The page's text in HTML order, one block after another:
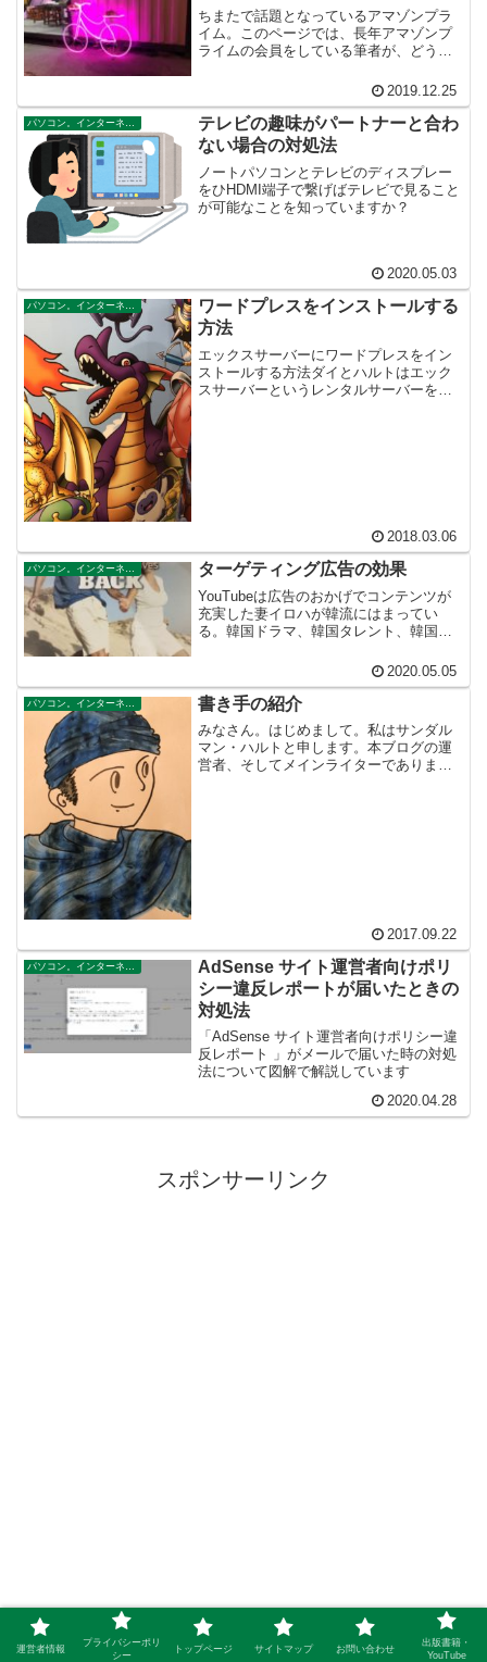
ちまたで話題となっているアマゾンプラ
イム。このページでは、長年アマゾンプ
ライムの会員をしている筆者が、どうし
員の魅力について解説します。もしプラ
いたら、参考にして...
2019.12.25
パソコン。インターネット。テクノロジー。ブログ
テレビの趣味がパートナーと合わ
ない場合の対処法
ノートパソコンとテレビのディスプレー
をひHDMI端子で繋げばテレビで見ること
が可能なことを知っていますか？
2020.05.03
パソコン。インターネット。テクノロジー。ブログ
ワードプレスをインストールする
方法
エックスサーバーにワードプレスをイン
ストールする方法ダイとハルトはエック
スサーバーというレンタルサーバーを利
2018.03.06
パソコン。インターネット。テクノロジー。ブログ ターゲティング広告の効果
YouTubeは広告のおかげでコンテンツが
充実した妻イロハが韓流にはまってい
る。韓国ドラマ、韓国タレント、韓国ユ
韓国を持ち込んでくるのだ。ソウル日本
「……」な感じである。お...
2020.05.05
パソコン。インターネット。テクノロジー。ブログ 書き手の紹介
みなさん。はじめまして。私はサンダル
マン・ハルトと申します。本ブログの運
営者、そしてメインライターでありま
2017.09.22
パソコン。インターネット。テクノロジー。ブログ
AdSense サイト運営者向けポリ
シー違反レポートが届いたときの
対処法
「AdSense サイト運営者向けポリシー違
反レポート 」がメールで届いた時の対処
法について図解で解説しています
2020.04.28
スポンサーリンク
運営者情報
プライバシーポリ
シー
トップページ サイトマップ お問い合わせ
出版書籍・
YouTube